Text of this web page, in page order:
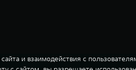
и взаимодействия с